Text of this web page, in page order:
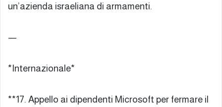
un’azienda israeliana di armamenti.
—
*Internazionale*
**17. Appello ai dipendenti Microsoft per fermare il